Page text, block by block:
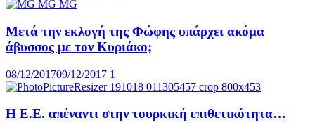
Μετά την εκλογή της Φώφης υπάρχει ακόμα
άβυσσος με τον Κυριάκο;
08/12/201709/12/2017 1
Η Ε.Ε. απέναντι στην τουρκική επιθετικότητα…